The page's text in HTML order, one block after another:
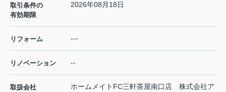
取引条件の
有効期限
2026年08月18日
リフォーム ---
リノベーション --
取扱会社
ホームメイトFC三軒茶屋南口店 株式会社ア